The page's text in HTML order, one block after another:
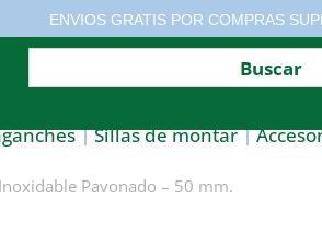
ENVIOS GRATIS POR COMPRAS
Sillas de montar
Pavonado – 50 mm.